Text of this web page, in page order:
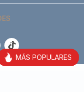

MÁS POPULARES